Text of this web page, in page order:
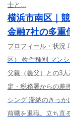
士と...
横浜市南区｜
金融7社の多重
プロフィール・状況
区） 物件種別 マン
父親（義父）との3
定・税務署からの差
シング 滞納のきっか
前職を退職。立ち直